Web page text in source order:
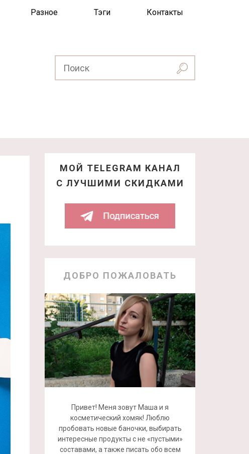
Разное Тэги Контакты
МОЙ TELEGRAM КАНАЛ
С ЛУЧШИМИ СКИДКАМИ
ДОБРО ПОЖАЛОВАТЬ
Привет! Меня зовут Маша и я
косметический хомяк! Люблю
пробовать новые баночки, выбирать
интересные продукты с не «пустыми»
составами, а также писать обо всем